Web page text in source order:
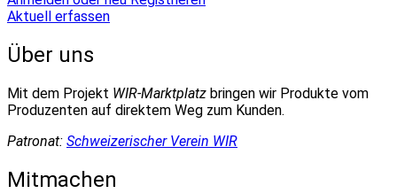
Aktuell erfassen
Über uns
Mit dem Projekt WIR-Marktplatz bringen wir Produkte vom
Produzenten auf direktem Weg zum Kunden.
Patronat: Schweizerischer Verein WIR
Mitmachen